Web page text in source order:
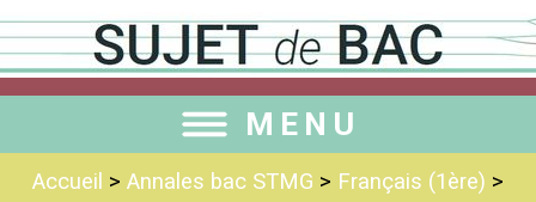
MENU
Accueil > Annales bac STMG > Français (1ère) >